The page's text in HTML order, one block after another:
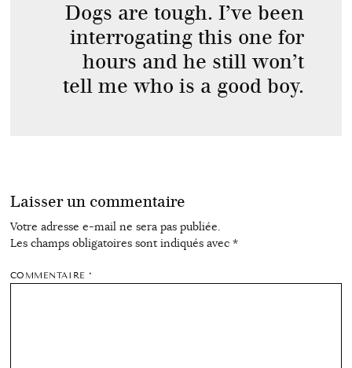
Dogs are tough. I’ve been
interrogating this one for
hours and he still won’t
tell me who is a good boy.
Laisser un commentaire
Votre adresse e-mail ne sera pas publiée.
Les champs obligatoires sont indiqués avec *
COMMENTAIRE*